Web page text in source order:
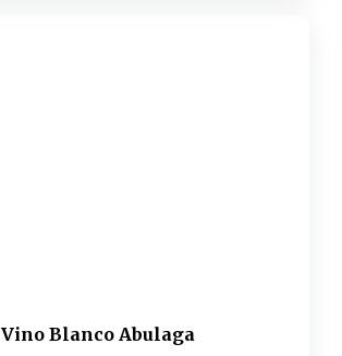
Vino Blanco Abulaga